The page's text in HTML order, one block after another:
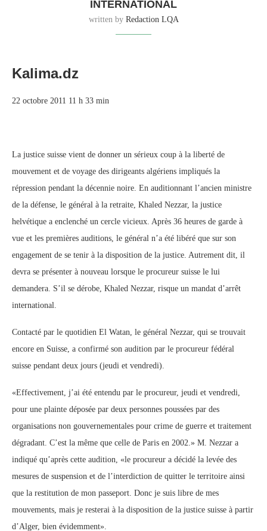
INTERNATIONAL
written by Redaction LQA
Kalima.dz
22 octobre 2011 11 h 33 min
La justice suisse vient de donner un sérieux coup à la liberté de
mouvement et de voyage des dirigeants algériens impliqués la
répression pendant la décennie noire. En auditionnant l’ancien ministre
de la défense, le général à la retraite, Khaled Nezzar, la justice
helvétique a enclenché un cercle vicieux. Après 36 heures de garde à
vue et les premières auditions, le général n’a été libéré que sur son
engagement de se tenir à la disposition de la justice. Autrement dit, il
devra se présenter à nouveau lorsque le procureur suisse le lui
demandera. S’il se dérobe, Khaled Nezzar, risque un mandat d’arrêt
international.
Contacté par le quotidien El Watan, le général Nezzar, qui se trouvait
encore en Suisse, a confirmé son audition par le procureur fédéral
suisse pendant deux jours (jeudi et vendredi).
«Effectivement, j’ai été entendu par le procureur, jeudi et vendredi,
pour une plainte déposée par deux personnes poussées par des
organisations non gouvernementales pour crime de guerre et traitement
dégradant. C’est la même que celle de Paris en 2002.» M. Nezzar a
indiqué qu’après cette audition, «le procureur a décidé la levée des
mesures de suspension et de l’interdiction de quitter le territoire ainsi
que la restitution de mon passeport. Donc je suis libre de mes
mouvements, mais je resterai à la disposition de la justice suisse à partir
d’Alger, bien évidemment».